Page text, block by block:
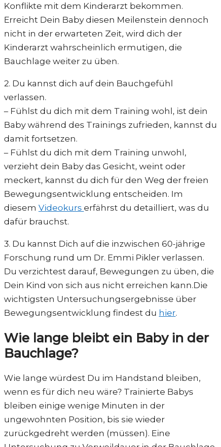
Konflikte mit dem Kinderarzt bekommen.
Erreicht Dein Baby diesen Meilenstein dennoch
nicht in der erwarteten Zeit, wird dich der
Kinderarzt wahrscheinlich ermutigen, die
Bauchlage weiter zu üben.
2. Du kannst dich auf dein Bauchgefühl
verlassen.
– Fühlst du dich mit dem Training wohl, ist dein
Baby während des Trainings zufrieden, kannst du
damit fortsetzen.
– Fühlst du dich mit dem Training unwohl,
verzieht dein Baby das Gesicht, weint oder
meckert, kannst du dich für den Weg der freien
Bewegungsentwicklung entscheiden. Im
diesem Videokurs erfährst du detailliert, was du
dafür brauchst.
3. Du kannst Dich auf die inzwischen 60-jährige
Forschung rund um Dr. Emmi Pikler verlassen.
Du verzichtest darauf, Bewegungen zu üben, die
Dein Kind von sich aus nicht erreichen kann.Die
wichtigsten Untersuchungsergebnisse über
Bewegungsentwicklung findest du hier.
Wie lange bleibt ein Baby in der
Bauchlage?
Wie lange würdest Du im Handstand bleiben,
wenn es für dich neu wäre? Trainierte Babys
bleiben einige wenige Minuten in der
ungewohnten Position, bis sie wieder
zurückgedreht werden (müssen). Eine